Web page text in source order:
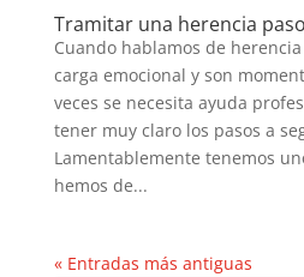
Tramitar una herencia
Cuando hablamos de
carga emocional y son
veces se necesita ayuda
tener muy claro los pasos a
Lamentablemente tenemos
hemos de...
« Entradas más antiguas